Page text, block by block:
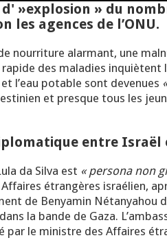
»explosion » du
les agences de l’ONU.
nourriture alarmant, une
des maladies inquiètent
l’eau potable sont devenues
et presque tous les
entre Israël
da Silva est « persona non
étrangères israélien,
de Benyamin Nétanyahou
la bande de Gaza.
par le ministre des Affaires